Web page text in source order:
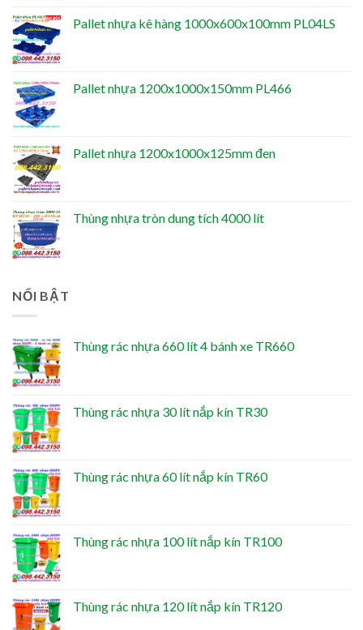
Pallet nhựa kê hàng 1000x600x100mm PL04LS
Pallet nhựa 1200x1000x150mm PL466
Pallet nhựa 1200x1000x125mm đen
Thùng nhựa tròn dung tích 4000 lít
NỔI BẬT
Thùng rác nhựa 660 lít 4 bánh xe TR660
Thùng rác nhựa 30 lít nắp kín TR30
Thùng rác nhựa 60 lít nắp kín TR60
Thùng rác nhựa 100 lít nắp kín TR100
Thùng rác nhựa 120 lít nắp kín TR120